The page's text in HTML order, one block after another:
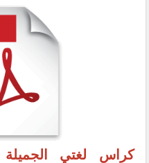
كراس لغتي الجميلة